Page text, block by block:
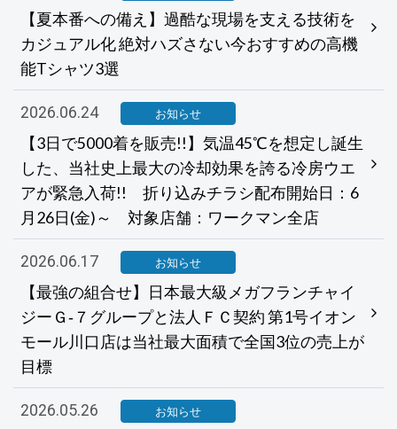
【夏本番への備え】過酷な現場を支える技術を
カジュアル化 絶対ハズさない今おすすめの高機
能Tシャツ3選
2026.06.24 お知らせ
【3日で5000着を販売!!】気温45℃を想定し誕生
した、当社史上最大の冷却効果を誇る冷房ウエ
アが緊急入荷!! 折り込みチラシ配布開始日：6
月26日(金)～ 対象店舗：ワークマン全店
2026.06.17 お知らせ
【最強の組合せ】日本最大級メガフランチャイ
ジーＧ‐７グループと法人ＦＣ契約 第1号イオン
モール川口店は当社最大面積で全国3位の売上が
目標
2026.05.26 お知らせ